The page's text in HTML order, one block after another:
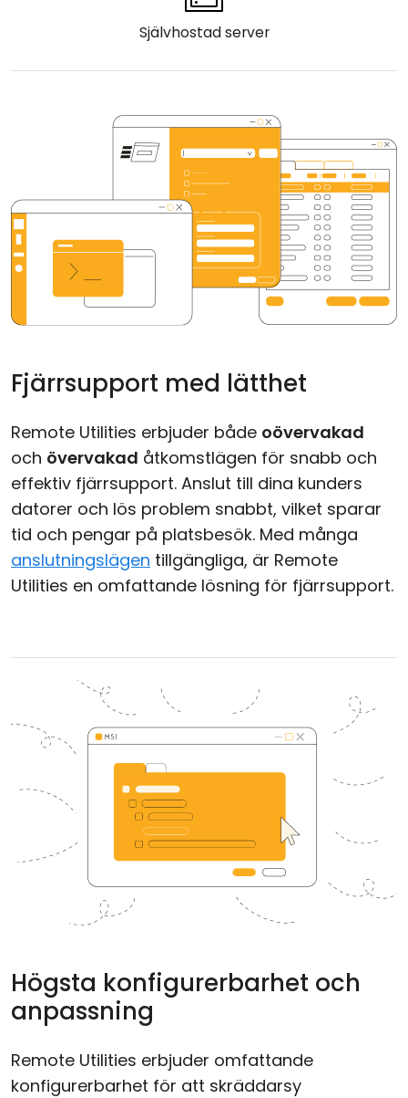
Självhostad server
Fjärrsupport med lätthet
Remote Utilities erbjuder både oövervakad
och övervakad åtkomstlägen för snabb och
effektiv fjärrsupport. Anslut till dina kunders
datorer och lös problem snabbt, vilket sparar
tid och pengar på platsbesök. Med många
anslutningslägen tillgängliga, är Remote
Utilities en omfattande lösning för fjärrsupport.
Högsta konfigurerbarhet och
anpassning
Remote Utilities erbjuder omfattande
konfigurerbarhet för att skräddarsy